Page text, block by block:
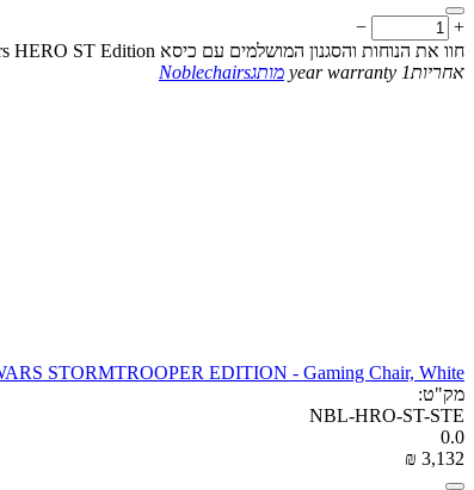
+
−
חוו את הנוחות והסגנון המושלמים עם כיסא Noblechairs HERO ST Edition שחור—מתוכנן לגיימרים, מיוצר לעמידות פנויה
אחריות1 year warranty מותגNoblechairs
STORMTROOPER EDITION - Gaming Chair, White
מק"ט:
NBL-HRO-ST-STE
0.0
₪ 3,132